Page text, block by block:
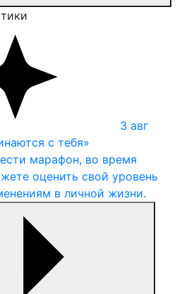
3 авг
с тебя»
марафон, во время
оценить свой уровень
в личной жизни.